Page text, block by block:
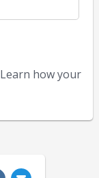
Learn how your